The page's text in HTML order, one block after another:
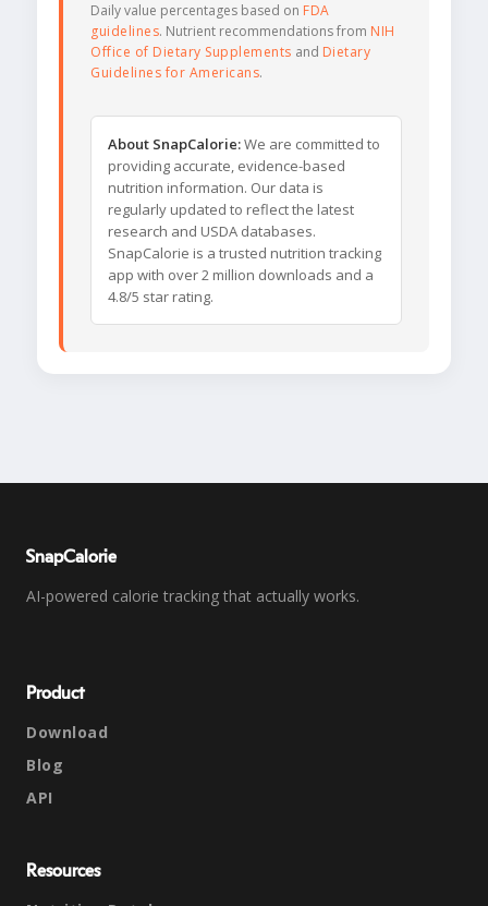
Daily value percentages based on FDA
guidelines. Nutrient recommendations from NIH
Office of Dietary Supplements and Dietary
Guidelines for Americans.
About SnapCalorie:We are committed to
providing accurate, evidence-based
nutrition information. Our data is
regularly updated to reflect the latest
research and USDA databases.
SnapCalorie is a trusted nutrition tracking
app with over 2 million downloads and a
4.8/5 star rating.
SnapCalorie
AI-powered calorie tracking that actually works.
Product
Download
Blog
API
Resources